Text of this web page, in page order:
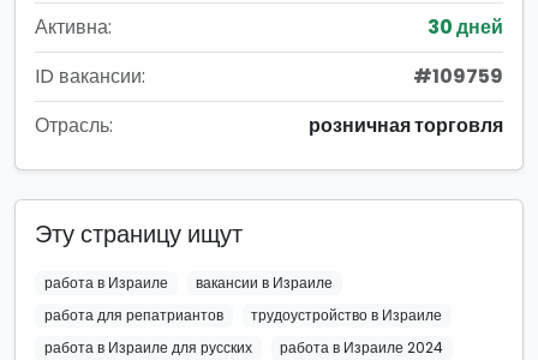
Активна:
30 дней
ID вакансии:
#109759
Отрасль:
розничная торговля
Эту страницу ищут
работа в Израиле
вакансии в Израиле
работа для репатриантов
трудоустройство в Израиле
работа в Израиле для русских
работа в Израиле 2024